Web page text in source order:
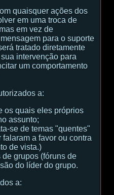
quaisquer ações dos
em uma troca de
em vez de
para o suporte
tratado diretamente
intervenção para
um comportamento
a:
os quais eles próprios
assunto;
se de temas "quentes"
a favor ou contra
de vista.)
de grupos (fóruns de
do líder do grupo.
a: